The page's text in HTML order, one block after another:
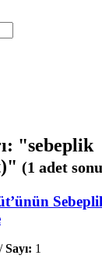
"sebeplik
(1 adet
Sayı: 1